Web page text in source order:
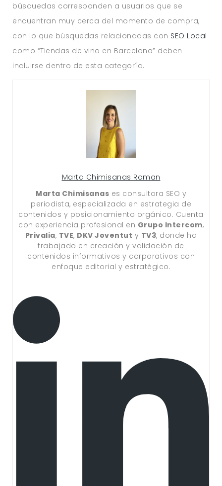
búsquedas corresponden a usuarios que se
encuentran muy cerca del momento de compra,
con lo que búsquedas relacionadas con SEO Local
como “Tiendas de vino en Barcelona” deben
incluirse dentro de esta categoría.
Marta Chimisanas Roman
Marta Chimisanas es consultora SEO y
periodista, especializada en estrategia de
contenidos y posicionamiento orgánico. Cuenta
con experiencia profesional en Grupo Intercom,
Privalia, TVE, DKV Joventut y TV3, donde ha
trabajado en creación y validación de
contenidos informativos y corporativos con
enfoque editorial y estratégico.